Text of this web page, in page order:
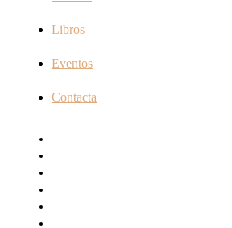
Libros
Eventos
Contacta